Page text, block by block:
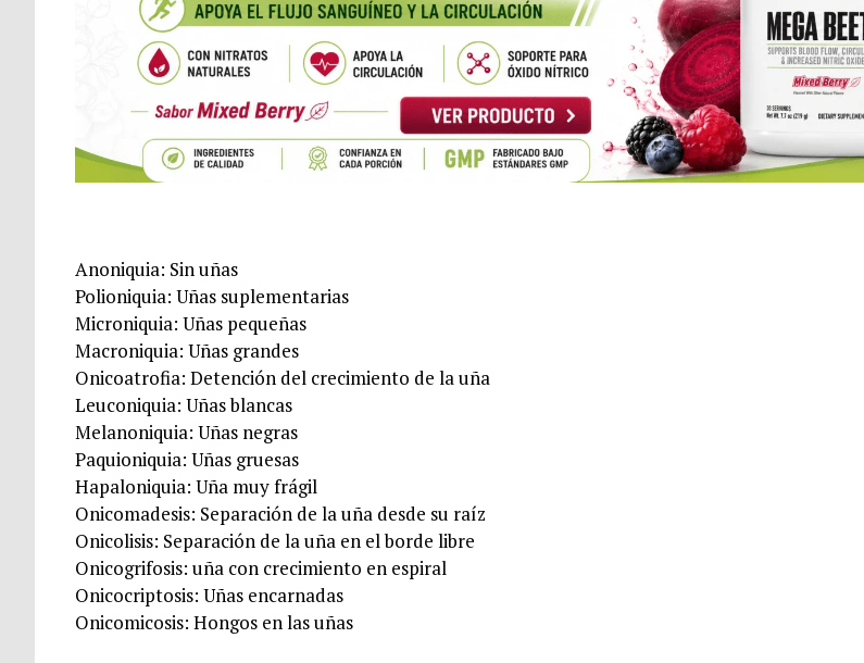
Anoniquia: Sin uñas
Polioniquia: Uñas suplementarias
Microniquia: Uñas pequeñas
Macroniquia: Uñas grandes
Onicoatrofia: Detención del crecimiento de la uña
Leuconiquia: Uñas blancas
Melanoniquia: Uñas negras
Paquioniquia: Uñas gruesas
Hapaloniquia: Uña muy frágil
Onicomadesis: Separación de la uña desde su raíz
Onicolisis: Separación de la uña en el borde libre
Onicogrifosis: uña con crecimiento en espiral
Onicocriptosis: Uñas encarnadas
Onicomicosis: Hongos en las uñas